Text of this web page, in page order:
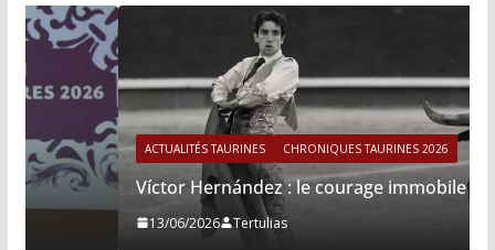
ACTUALITÉS TAURINES CHRONIQUES TAURINES 2026
Víctor Hernández : le courage immobile
Tertulias